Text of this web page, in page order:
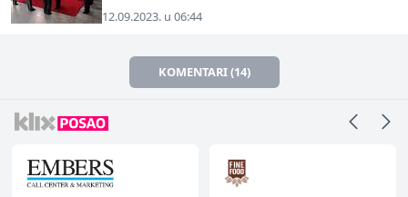
12.09.2023. u 06:44
KOMENTARI (14)